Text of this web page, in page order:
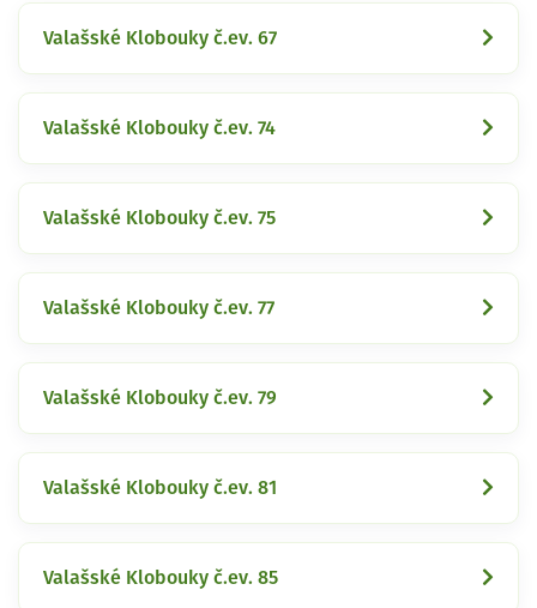
Valašské Klobouky č.ev. 67
Valašské Klobouky č.ev. 74
Valašské Klobouky č.ev. 75
Valašské Klobouky č.ev. 77
Valašské Klobouky č.ev. 79
Valašské Klobouky č.ev. 81
Valašské Klobouky č.ev. 85